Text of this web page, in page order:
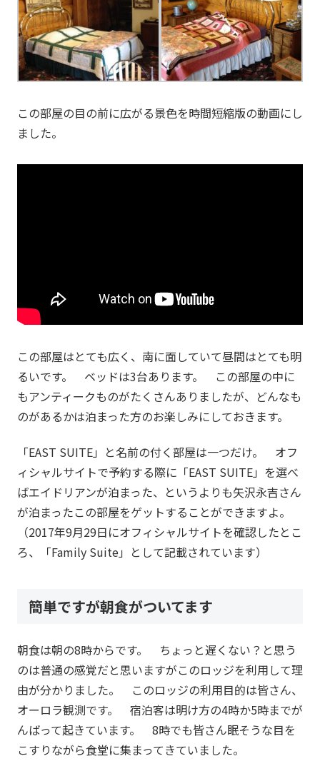
この部屋の目の前に広がる景色を時間短縮版の動画にし
ました。
この部屋はとても広く、南に面していて昼間はとても明
るいです。 ベッドは3台あります。 この部屋の中に
もアンティークものがたくさんありましたが、どんなも
のがあるかは泊まった方のお楽しみにしておきます。
「EAST SUITE」と名前の付く部屋は一つだけ。 オフ
ィシャルサイトで予約する際に「EAST SUITE」を選べ
ばエイドリアンが泊まった、というよりも矢沢永吉さん
が泊まったこの部屋をゲットすることができますよ。
（2017年9月29日にオフィシャルサイトを確認したとこ
ろ、「Family Suite」として記載されています）
簡単ですが朝食がついてます
朝食は朝の8時からです。 ちょっと遅くない？と思う
のは普通の感覚だと思いますがこのロッジを利用して理
由が分かりました。 このロッジの利用目的は皆さん、
オーロラ観測です。 宿泊客は明け方の4時か5時までが
んばって起きています。 8時でも皆さん眠そうな目を
こすりながら食堂に集まってきていました。